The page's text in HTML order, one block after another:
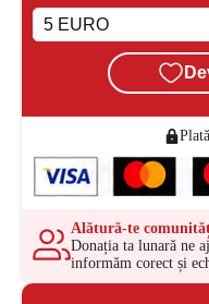
Alătură-te
Donația ta lunară ne
informăm corect și